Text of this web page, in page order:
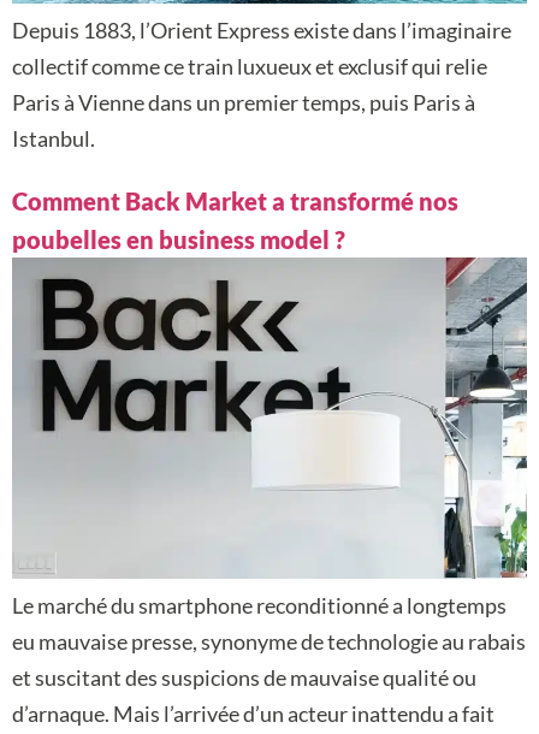
Depuis 1883, l’Orient Express existe dans l’imaginaire
collectif comme ce train luxueux et exclusif qui relie
Paris à Vienne dans un premier temps, puis Paris à
Istanbul.
Comment Back Market a transformé nos
poubelles en business model ?
Le marché du smartphone reconditionné a longtemps
eu mauvaise presse, synonyme de technologie au rabais
et suscitant des suspicions de mauvaise qualité ou
d’arnaque. Mais l’arrivée d’un acteur inattendu a fait